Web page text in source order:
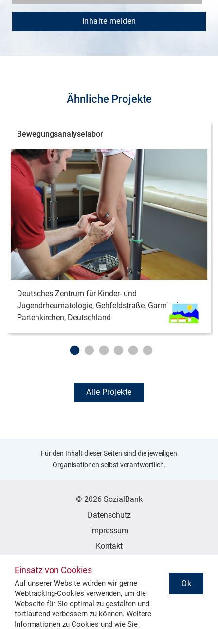
Inhalte melden
Ähnliche Projekte
Bewegungsanalyselabor
Deutsches Zentrum für Kinder- und
Jugendrheumatologie, Gehfeldstraße, Garmisch-
Partenkirchen, Deutschland
Alle Projekte
Für den Inhalt dieser Seiten sind die jeweiligen
Organisationen selbst verantwortlich.
© 2026 SozialBank
Datenschutz
Impressum
Kontakt
Folgen Sie uns
Einsatz von Cookies
Auf unserer Website würden wir gerne
Webtracking-Cookies verwenden, um die
Webseite für Sie optimal zu gestalten und
fortlaufend verbessern zu können. Weitere
Informationen zu Cookies und wie Sie
Ok